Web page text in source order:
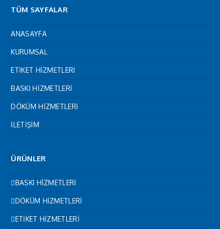
TÜM SAYFALAR
ANASAYFA
KURUMSAL
ETİKET HİZMETLERİ
BASKI HİZMETLERİ
DÖKÜM HİZMETLERİ
İLETİŞİM
ÜRÜNLER
BASKI HİZMETLERİ
DÖKÜM HİZMETLERİ
ETİKET HİZMETLERİ